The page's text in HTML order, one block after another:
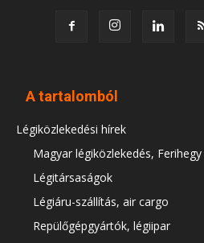
A tartalomból
Légiközlekedési hírek
Magyar légiközlekedés, Ferihegy
Légitársaságok
Légiáru-szállítás, air cargo
Repülőgépgyártók, légiipar